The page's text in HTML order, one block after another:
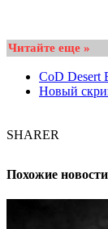
Читайте еще »
CoD Desert
Новый
SHARER
Похожие